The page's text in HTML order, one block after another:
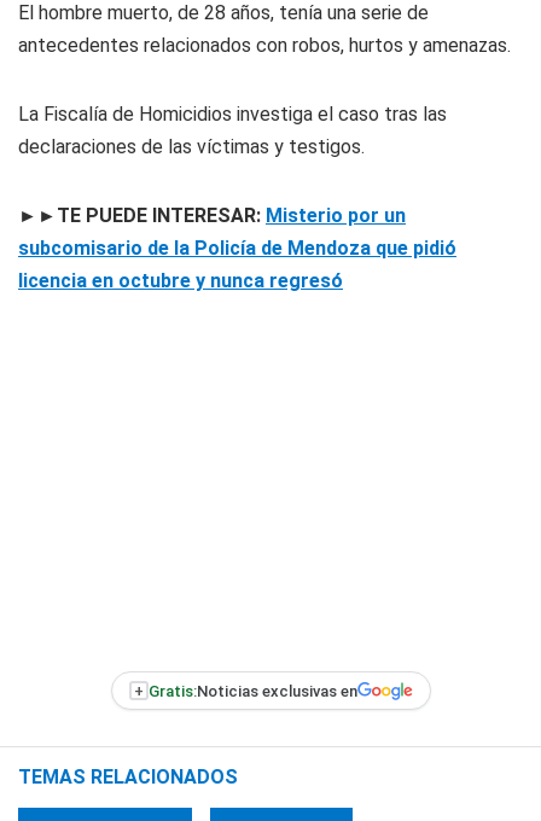
El hombre muerto, de 28 años, tenía una serie de
antecedentes relacionados con robos, hurtos y amenazas.
La Fiscalía de Homicidios investiga el caso tras las
declaraciones de las víctimas y testigos.
►►TE PUEDE INTERESAR: Misterio por un
subcomisario de la Policía de Mendoza que pidió
licencia en octubre y nunca regresó
+ Gratis:Noticias exclusivas en
TEMAS RELACIONADOS